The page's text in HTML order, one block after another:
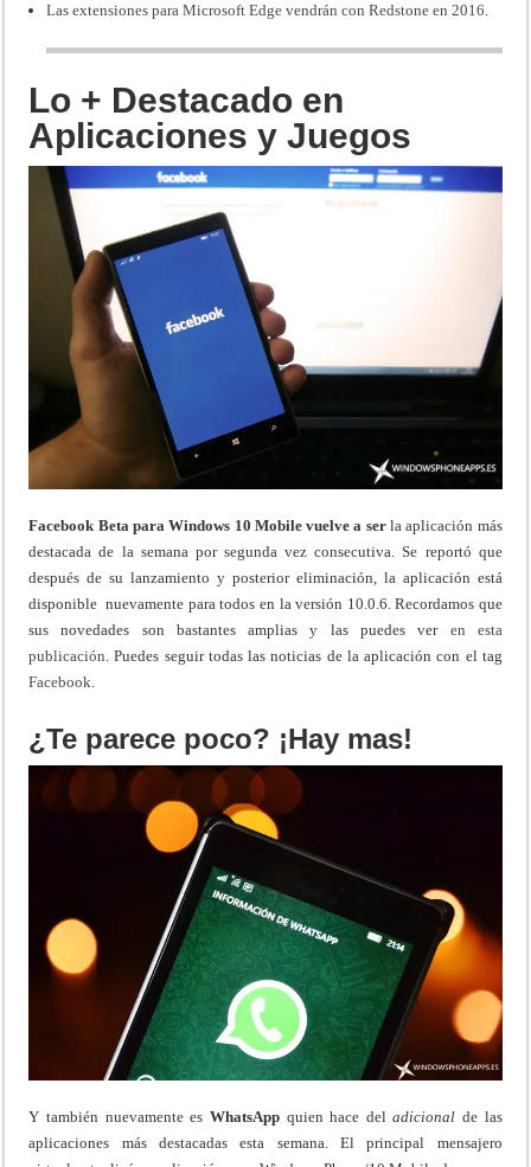
Las extensiones para Microsoft Edge vendrán con Redstone en 2016.
Lo + Destacado en
Aplicaciones y Juegos
Facebook Beta para Windows 10 Mobile vuelve a serla aplicación más
destacada de la semana por segunda vez consecutiva. Se reportó que
después de su lanzamiento y posterior eliminación, la aplicación está
disponible nuevamente para todos en la versión 10.0.6. Recordamos que
sus novedades son bastantes amplias y las puedes ver en esta
publicación . Puedes seguir todas las noticias de la aplicación con el tag
Facebook
¿Te parece poco? ¡Hay mas!
Y también nuevamente es WhatsAppquien hace deladicional de las
aplicaciones más destacadas esta semana. El principal mensajero